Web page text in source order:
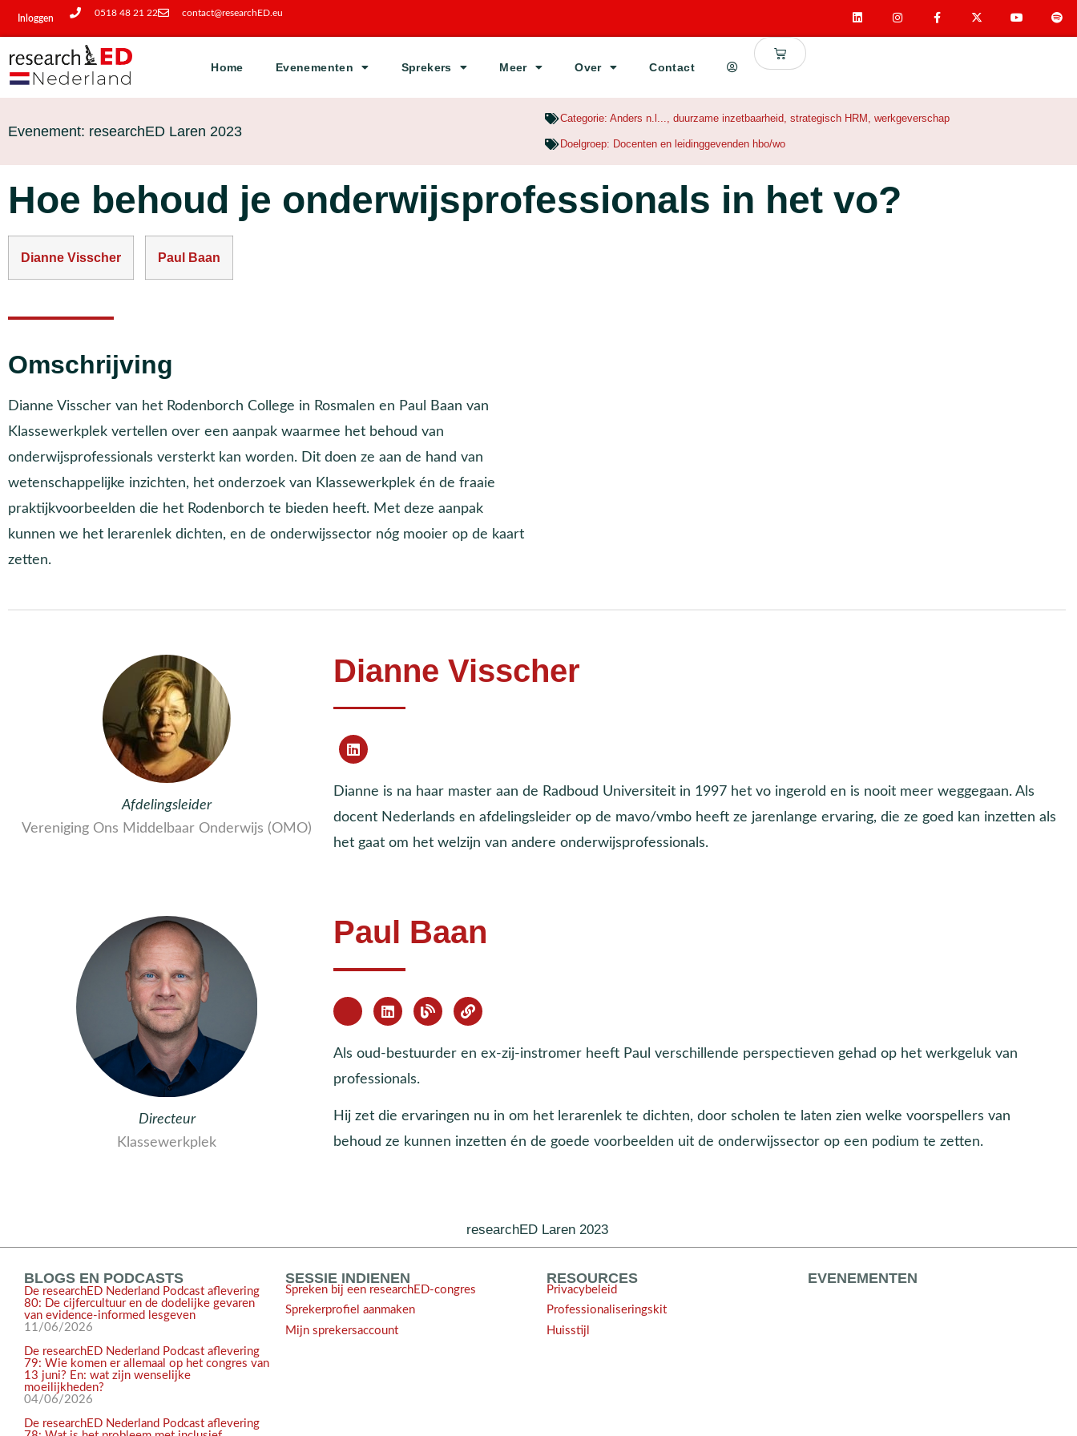
Inloggen
0518 48 21 22 contact@researchED.eu
Home Evenementen Sprekers Meer Over Contact
Evenement: researchED Laren 2023
Categorie: Anders n.l..., duurzame inzetbaarheid, strategisch HRM , werkgeverschap
Doelgroep: Docenten en leidinggevenden hbo/wo
Hoe behoud je onderwijsprofessionals in het vo?
Dianne Visscher Paul Baan
Omschrijving
Dianne Visscher van het Rodenborch College in Rosmalen en Paul Baan van
Klassewerkplek vertellen over een aanpak waarmee het behoud van
onderwijsprofessionals versterkt kan worden. Dit doen ze aan de hand van
wetenschappelijke inzichten, het onderzoek van Klassewerkplek én de fraaie
praktijkvoorbeelden die het Rodenborch te bieden heeft. Met deze aanpak
kunnen we het lerarenlek dichten, en de onderwijssector nóg mooier op de kaart
zetten.
Afdelingsleider
Vereniging Ons Middelbaar Onderwijs (OMO)
Dianne Visscher
Dianne is na haar master aan de Radboud Universiteit in 1997 het vo ingerold en is nooit meer weggegaan. Als
docent Nederlands en afdelingsleider op de mavo/vmbo heeft ze jarenlange ervaring, die ze goed kan inzetten als
het gaat om het welzijn van andere onderwijsprofessionals.
Directeur
Klassewerkplek
Paul Baan
Als oud-bestuurder en ex-zij-instromer heeft Paul verschillende perspectieven gehad op het werkgeluk van
professionals.
Hij zet die ervaringen nu in om het lerarenlek te dichten, door scholen te laten zien welke voorspellers van
behoud ze kunnen inzetten én de goede voorbeelden uit de onderwijssector op een podium te zetten.
researchED Laren 2023
BLOGS EN PODCASTS
De researchED Nederland Podcast aflevering
80: De cijfercultuur en de dodelijke gevaren
van evidence-informed lesgeven
11/06/2026
De researchED Nederland Podcast aflevering
79: Wie komen er allemaal op het congres van
13 juni? En: wat zijn wenselijke
moeilijkheden?
04/06/2026
De researchED Nederland Podcast aflevering
SESSIE INDIENEN
Spreken bij een researchED-congres
Sprekerprofiel aanmaken
Mijn sprekersaccount
RESOURCES
Privacybeleid
Professionaliseringskit
Huisstijl
EVENEMENTEN